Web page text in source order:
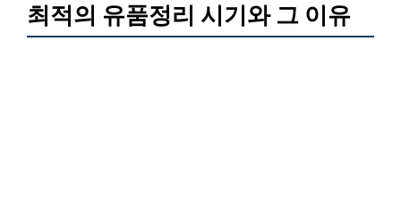
최적의 유품정리 시기와 그 이유